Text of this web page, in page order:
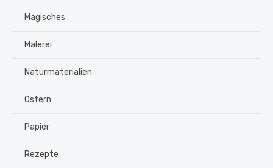
Magisches
Malerei
Naturmaterialien
Ostern
Papier
Rezepte